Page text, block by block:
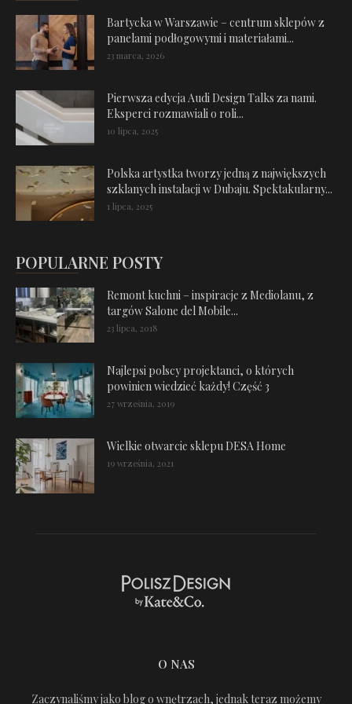
Bartycka w Warszawie – centrum sklepów z
panelami podłogowymi i materiałami...
23 marca, 2026
Pierwsza edycja Audi Design Talks za nami.
Eksperci rozmawiali o roli...
10 lipca, 2025
Polska artystka tworzy jedną z największych
szklanych instalacji w Dubaju. Spektakularny...
1 lipca, 2025
POPULARNE POSTY
Remont kuchni – inspiracje z Mediolanu, z
targów Salone del Mobile...
23 lipca, 2018
Najlepsi polscy projektanci, o których
powinien wiedzieć każdy! Część 3
27 września, 2019
Wielkie otwarcie sklepu DESA Home
19 września, 2021
O NAS
Zaczynaliśmy jako blog o wnętrzach, jednak teraz możemy